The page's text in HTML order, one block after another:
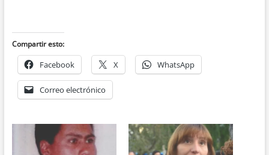
Compartir esto:
Facebook X WhatsApp
Correo electrónico